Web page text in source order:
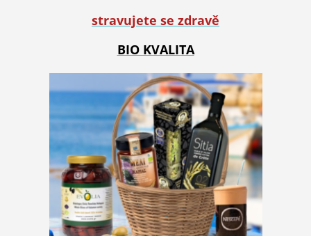
stravujete se zdravě
BIO KVALITA